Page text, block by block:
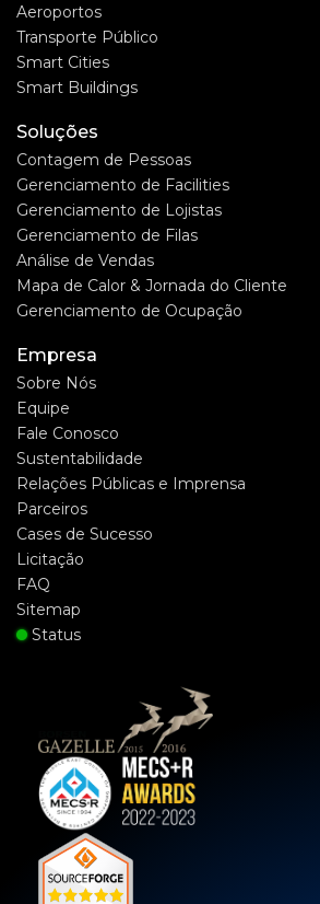
Aeroportos
Transporte Público
Smart Cities
Smart Buildings
Soluções
Contagem de Pessoas
Gerenciamento de Facilities
Gerenciamento de Lojistas
Gerenciamento de Filas
Análise de Vendas
Mapa de Calor & Jornada do Cliente
Gerenciamento de Ocupação
Empresa
Sobre Nós
Equipe
Fale Conosco
Sustentabilidade
Relações Públicas e Imprensa
Parceiros
Cases de Sucesso
Licitação
FAQ
Sitemap
Status